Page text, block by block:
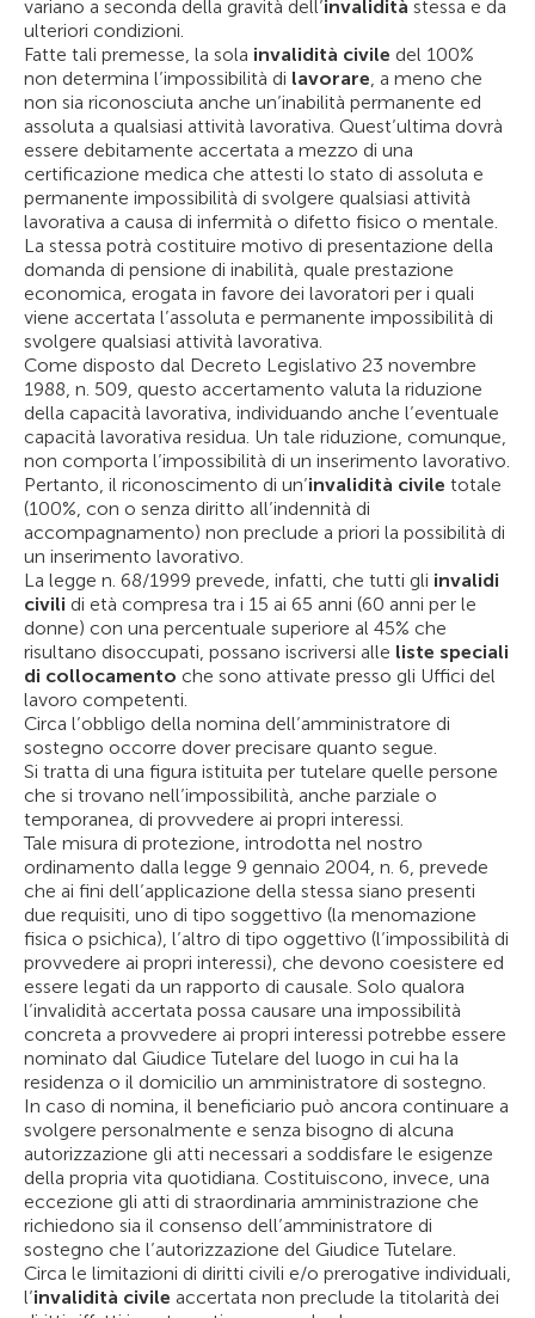
variano a seconda della gravità dell’invalidità stessa e da
ulteriori condizioni.
Fatte tali premesse, la sola invalidità civile del 100%
non determina l’impossibilità di lavorare, a meno che
non sia riconosciuta anche un’inabilità permanente ed
assoluta a qualsiasi attività lavorativa. Quest’ultima dovrà
essere debitamente accertata a mezzo di una
certificazione medica che attesti lo stato di assoluta e
permanente impossibilità di svolgere qualsiasi attività
lavorativa a causa di infermità o difetto fisico o mentale.
La stessa potrà costituire motivo di presentazione della
domanda di pensione di inabilità, quale prestazione
economica, erogata in favore dei lavoratori per i quali
viene accertata l’assoluta e permanente impossibilità di
svolgere qualsiasi attività lavorativa.
Come disposto dal Decreto Legislativo 23 novembre
1988, n. 509, questo accertamento valuta la riduzione
della capacità lavorativa, individuando anche l’eventuale
capacità lavorativa residua. Un tale riduzione, comunque,
non comporta l’impossibilità di un inserimento lavorativo.
Pertanto, il riconoscimento di un’invalidità civile totale
(100%, con o senza diritto all’indennità di
accompagnamento) non preclude a priori la possibilità di
un inserimento lavorativo.
La legge n. 68/1999 prevede, infatti, che tutti gli invalidi
civili di età compresa tra i 15 ai 65 anni (60 anni per le
donne) con una percentuale superiore al 45% che
risultano disoccupati, possano iscriversi alle liste speciali
di collocamento che sono attivate presso gli Uffici del
lavoro competenti.
Circa l’obbligo della nomina dell’amministratore di
sostegno occorre dover precisare quanto segue.
Si tratta di una figura istituita per tutelare quelle persone
che si trovano nell’impossibilità, anche parziale o
temporanea, di provvedere ai propri interessi.
Tale misura di protezione, introdotta nel nostro
ordinamento dalla legge 9 gennaio 2004, n. 6, prevede
che ai fini dell’applicazione della stessa siano presenti
due requisiti, uno di tipo soggettivo (la menomazione
fisica o psichica), l’altro di tipo oggettivo (l’impossibilità di
provvedere ai propri interessi), che devono coesistere ed
essere legati da un rapporto di causale. Solo qualora
l’invalidità accertata possa causare una impossibilità
concreta a provvedere ai propri interessi potrebbe essere
nominato dal Giudice Tutelare del luogo in cui ha la
residenza o il domicilio un amministratore di sostegno.
In caso di nomina, il beneficiario può ancora continuare a
svolgere personalmente e senza bisogno di alcuna
autorizzazione gli atti necessari a soddisfare le esigenze
della propria vita quotidiana. Costituiscono, invece, una
eccezione gli atti di straordinaria amministrazione che
richiedono sia il consenso dell’amministratore di
sostegno che l’autorizzazione del Giudice Tutelare.
Circa le limitazioni di diritti civili e/o prerogative individuali,
l’invalidità civile accertata non preclude la titolarità dei